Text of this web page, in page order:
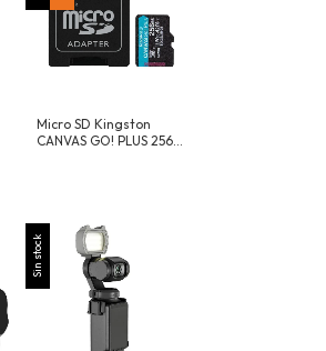
Micro SD Kingston
CANVAS GO! PLUS 256
Sin stock